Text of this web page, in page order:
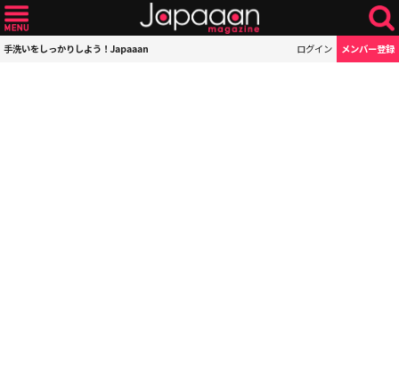
手洗いをしっかりしよう！Japaaan ログイン メンバー登録